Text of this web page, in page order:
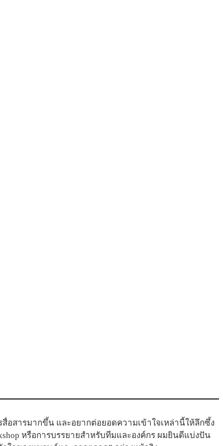
สารมากขึ้น และอยากต่อยอดความเข้าใจเหล่านี้ให้ลึกซึ้ง
หรือการบรรยายสำหรับทีมและองค์กร ผมยินดีแบ่งปัน